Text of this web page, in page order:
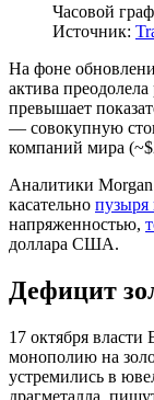
Часовой
Источник:
На фоне
актива
превышает
— совокупную
компаний мира
Аналитики
касательно
напряженностью,
доллара США.
Дефицит
17 октября
монополию на
устремились в
драгметалла,